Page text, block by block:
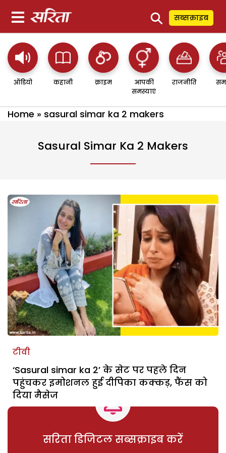
⚲ सब्सक्राइब
ऑडियो कहानी क्राइम
आपकी
समस्याएं
राजनीति
Home » sasural simar ka 2 makers
Sasural Simar Ka 2 Makers
टीवी
‘Sasural simar ka 2’ के सेट पर पहले दिन
पहुंचकर इमोशनल हुई दीपिका कक्कड़, फैंस को
दिया मैसेज
सरिता डिजिटल सब्सक्राइब करें